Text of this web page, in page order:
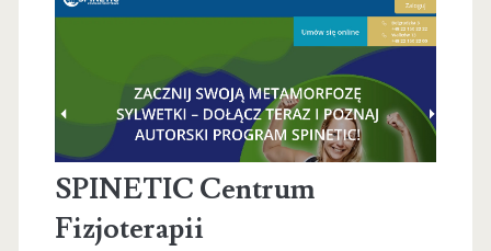
SPINETIC Centrum
Fizjoterapii